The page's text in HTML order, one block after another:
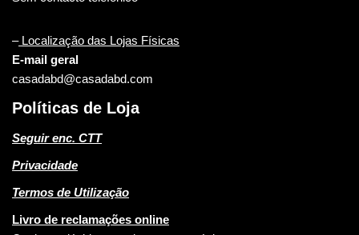
–Localização das Lojas Físicas
E-mail geral
casadabd@casadabd.com
Políticas de Loja
Seguir enc. CTT
Privacidade
Termos de Utilização
Livro de reclamações online